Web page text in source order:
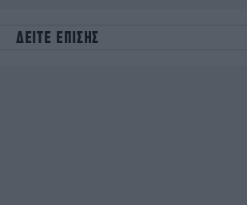
ΔΕΙΤΕ ΕΠΙΣΗΣ